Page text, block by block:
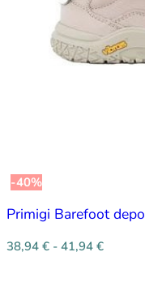
-40%
Primigi Barefoot
38,94 € - 41,94 €